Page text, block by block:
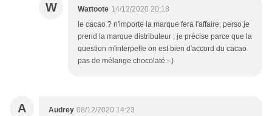
W Wattoote 14/12/2020 20:18
le cacao ? n'importe la marque fera l'affaire; perso je
prend la marque distributeur ; je précise parce que la
question m'interpelle on est bien d'accord du cacao
pas de mélange chocolaté :-)
A Audrey 08/12/2020 14:23